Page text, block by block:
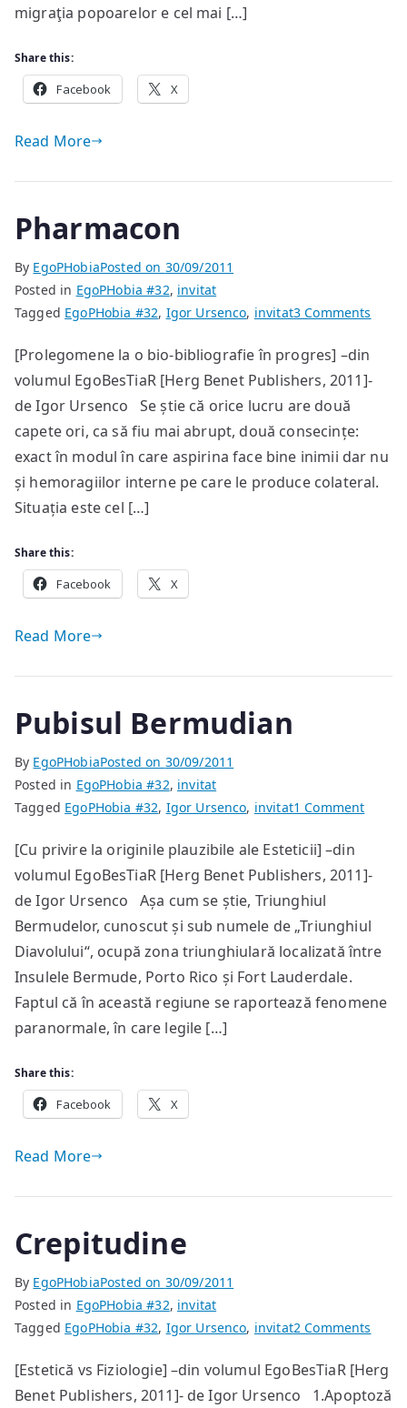
sau
ambele
ca
ideologică
migraţia popoarelor e cel mai […]
Share this:
Facebook X
Read More
Pharmacon
By EgoPHobiaPosted on 30/09/2011
Posted in EgoPHobia #32, invitat
Tagged EgoPHobia #32, Igor Ursenco, invitat3 Comments
[Prolegomene la o bio-bibliografie în progres] –din
volumul EgoBesTiaR [Herg Benet Publishers, 2011]-
de Igor Ursenco Se știe că orice lucru are două
capete ori, ca să fiu mai abrupt, două consecințe:
exact în modul în care aspirina face bine inimii dar nu
și hemoragiilor interne pe care le produce colateral.
Situația este cel […]
Share this:
Facebook X
Read More
Pubisul Bermudian
By EgoPHobiaPosted on 30/09/2011
Posted in EgoPHobia #32, invitat
Tagged EgoPHobia #32, Igor Ursenco, invitat1 Commenton
[Cu privire la originile plauzibile ale Esteticii] –din
volumul EgoBesTiaR [Herg Benet Publishers, 2011]-
de Igor Ursenco Așa cum se știe, Triunghiul
Bermudelor, cunoscut și sub numele de „Triunghiul
Diavolului“, ocupă zona triunghiulară localizată între
Insulele Bermude, Porto Rico și Fort Lauderdale.
Faptul că în această regiune se raportează fenomene
paranormale, în care legile […]
Share this:
Facebook X
Read More
Crepitudine
By EgoPHobiaPosted on 30/09/2011
Posted in EgoPHobia #32, invitat
Tagged EgoPHobia #32, Igor Ursenco, invitat2 Comments
[Estetică vs Fiziologie] –din volumul EgoBesTiaR [Herg
Benet Publishers, 2011]- de Igor Ursenco 1.Apoptoză